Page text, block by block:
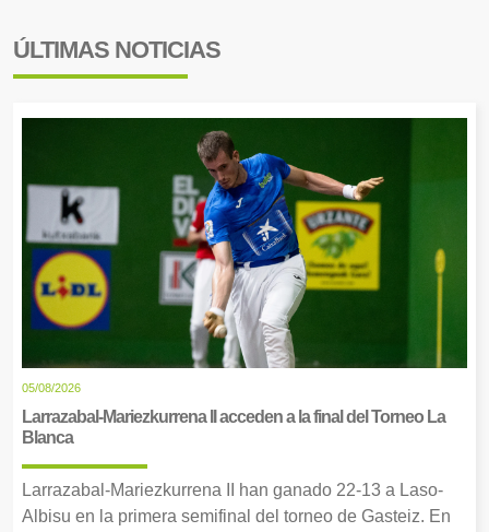
ÚLTIMAS NOTICIAS
05/08/2026
Larrazabal-Mariezkurrena II acceden a la final del Torneo La
Blanca
Larrazabal-Mariezkurrena II han ganado 22-13 a Laso-
Albisu en la primera semifinal del torneo de Gasteiz. En